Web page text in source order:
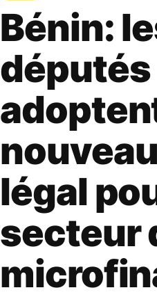
Bénin:
députés
légal
secteur